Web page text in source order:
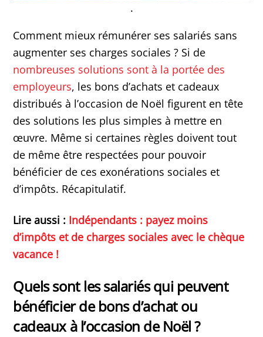
.
Comment mieux rémunérer ses salariés sans
augmenter ses charges sociales ? Si de
nombreuses solutions sont à la portée des
employeurs, les bons d’achats et cadeaux
distribués à l’occasion de Noël figurent en tête
des solutions les plus simples à mettre en
œuvre. Même si certaines règles doivent tout
de même être respectées pour pouvoir
bénéficier de ces exonérations sociales et
d’impôts. Récapitulatif.
Lire aussi : Indépendants : payez moins
d’impôts et de charges sociales avec le chèque
vacance !
Quels sont les salariés qui peuvent
bénéficier de bons d’achat ou
cadeaux à l’occasion de Noël ?